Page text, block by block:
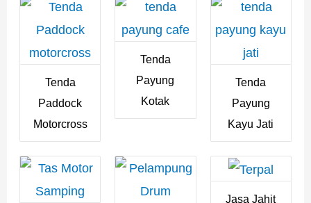
Tenda
Paddock
Motorcross
Tenda
Payung
Kotak
Tenda
Payung
Kayu Jati
Jasa Jahit